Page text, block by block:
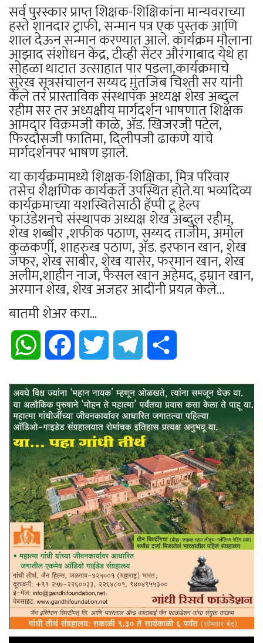
सर्व पुरस्कार प्राप्त शिक्षक-शिक्षिकांना मान्यवराच्या
हस्ते शानदार ट्राफी, सन्मान पत्र एक पुस्तक आणि
शाल देऊन सन्मान करण्यात आले. कार्यक्रम मौलाना
आझाद संशोधन केंद्र, टीव्ही सेंटर औरंगाबाद येथे हा
सोहळा थाटात उत्साहात पार पडला,कार्यक्रमाचे
सुरेख सूत्रसंचालन सय्यद मु़ंतजिब चिश्ती सर यांनी
केले तर प्रास्ताविक संस्थापक अध्यक्ष शेख अब्दुल
रहीम सर तर अध्यक्षीय मार्गदर्शन भाषणात शिक्षक
आमदार विक्रमजी काळे, ॲड. खिजरजी पटेल,
फिरदौसजी फातिमा, दिलीपजी ढाकणे यांचे
मार्गदर्शनपर भाषण झाले.
या कार्यक्रमामध्ये शिक्षक-शिक्षिका, मित्र परिवार
तसेच शैक्षणिक कार्यकर्ते उपस्थित होते.या भव्यदिव्य
कार्यक्रमाच्या यशस्वितेसाठी हॅप्पी टू हेल्प
फाउंडेशनचे संस्थापक अध्यक्ष शेख अब्दुल रहीम,
शेख शब्बीर ,शफीक पठाण, सय्यद ताजीम, अमोल
कुळकर्णी, शाहरुख पठाण, ॲड. इरफान खान, शेख
जफर, शेख साबीर, शेख यासेर, फरमान खान, शेख
अलीम,शाहीन नाज, फैसल खान अहेमद, इम्रान खान,
अरमान शेख, शेख अजहर आदींनी प्रयत्न केले…
बातमी शेअर करा...
WhatsApp Facebook Twitter Telegram